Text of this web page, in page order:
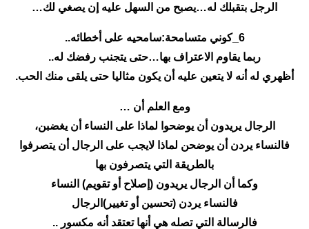
الرجل بتقبلك له…يصبح من السهل عليه إن يصغي لك…
6_كوني متسامحة:سامحيه على أخطائه..
ربما يقاوم الاعتراف بها…حتى يتجنب رفضك له..
أظهري له أنه لا يتعين عليه أن يكون مثاليا حتى يلقى منك الحب.
ومع العلم أن …
الرجال يريدون أن يوضحوا لماذا على النساء أن يغضبن،
فالنساء يردن أن يوضحن لماذا لايجب على الرجال أن يتصرفوا
بالطريقة التي يتصرفون بها
وكما أن الرجال يريدون (إصلاح أو تقويم) النساء
فالنساء يردن (تحسين أو تغيير)الرجال
فالرسالة التي تصله هي أنها تعتقد أنه مكسور ..